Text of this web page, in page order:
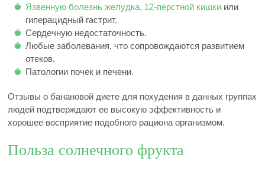
Язвенную болезнь желудка, 12-перстной кишки или
гиперацидный гастрит.
Сердечную недостаточность.
Любые заболевания, что сопровождаются развитием
отеков.
Патологии почек и печени.
Отзывы о банановой диете для похудения в данных группах
людей подтверждают ее высокую эффективность и
хорошее восприятие подобного рациона организмом.
Польза солнечного фрукта